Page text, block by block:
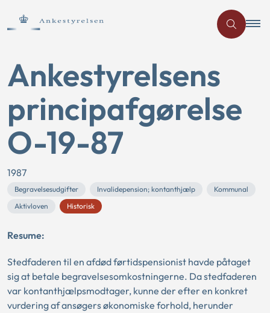
Ankestyrelsens
principafgørelse
O-19-87
1987
Begravelsesudgifter Invalidepension; kontanthjælp
Kommunal
Aktivloven
Historisk
Resume:
Stedfaderen til en afdød førtidspensionist havde påtaget
sig at betale begravelsesomkostningerne. Da stedfaderen
var kontanthjælpsmodtager, kunne der efter en konkret
vurdering af ansøgers økonomiske forhold, herunder